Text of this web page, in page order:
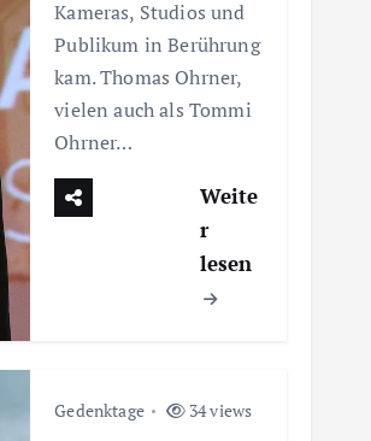
Kameras, Studios und
Publikum in Berührung
kam. Thomas Ohrner,
vielen auch als Tommi
Ohrner…
Weite
r
lesen
Gedenktage 34 views